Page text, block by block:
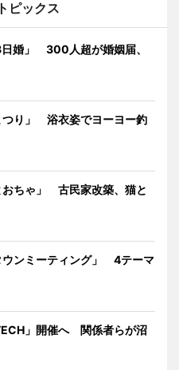
ピックス
婚」 300人超が婚姻届、
つり」 浴衣姿でヨーヨー釣
おちゃ」 古民家改築、猫と
ウンミーティング」 4テーマ
」開催へ 関係者らが沼